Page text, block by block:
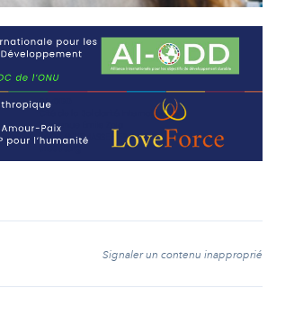
Signaler un contenu inapproprié